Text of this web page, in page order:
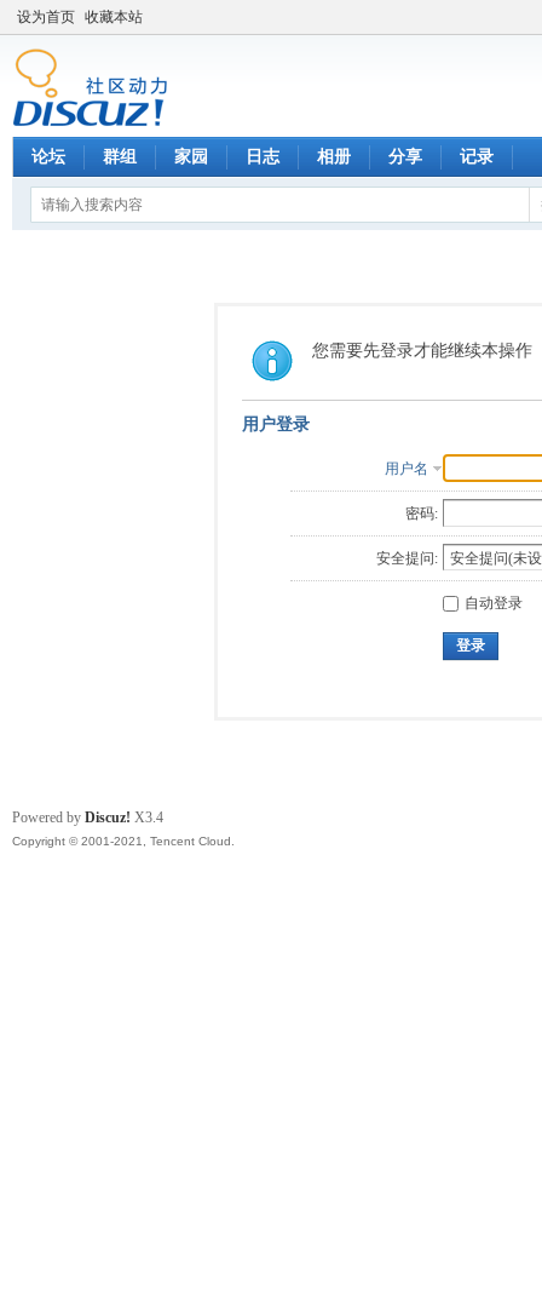
设为首页 收藏本站
论坛 群组 家园 日志 相册 分享 记录
您需要先登录才能继续本操作
用户登录
用户名
密码:
安全提问:
自动登录
登录
Powered by Discuz! X3.4
Copyright © 2001-2021, Tencent Cloud.